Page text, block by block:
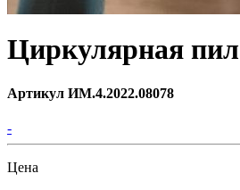
Циркулярная
Артикул ИМ.4.2022.08078
-
Цена